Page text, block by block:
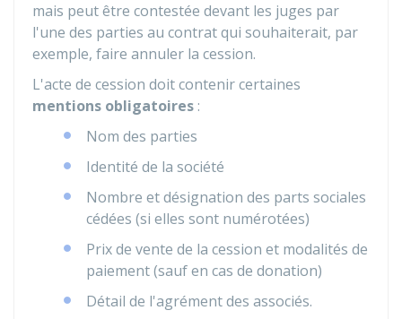
mais peut être contestée devant les juges par
l'une des parties au contrat qui souhaiterait, par
exemple, faire annuler la cession.
L'acte de cession doit contenir certaines
mentions obligatoires :
Nom des parties
Identité de la société
Nombre et désignation des parts sociales
cédées (si elles sont numérotées)
Prix de vente de la cession et modalités de
paiement (sauf en cas de donation)
Détail de l'agrément des associés.